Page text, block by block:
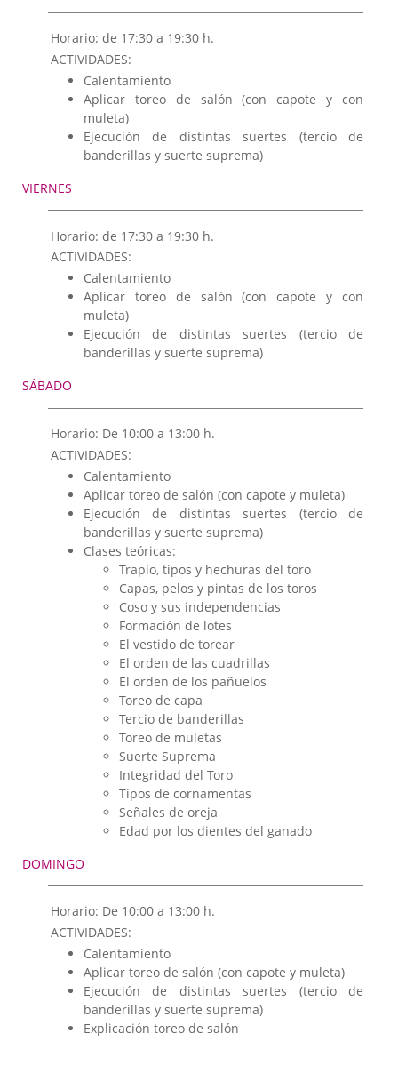
Horario: de 17:30 a 19:30 h.
ACTIVIDADES:
Calentamiento
Aplicar toreo de salón (con capote y con
muleta)
Ejecución de distintas suertes (tercio de
banderillas y suerte suprema)
VIERNES
Horario: de 17:30 a 19:30 h.
ACTIVIDADES:
Calentamiento
Aplicar toreo de salón (con capote y con
muleta)
Ejecución de distintas suertes (tercio de
banderillas y suerte suprema)
SÁBADO
Horario: De 10:00 a 13:00 h.
ACTIVIDADES:
Calentamiento
Aplicar toreo de salón (con capote y muleta)
Ejecución de distintas suertes (tercio de
banderillas y suerte suprema)
Clases teóricas:
Trapío, tipos y hechuras del toro
Capas, pelos y pintas de los toros
Coso y sus independencias
Formación de lotes
El vestido de torear
El orden de las cuadrillas
El orden de los pañuelos
Toreo de capa
Tercio de banderillas
Toreo de muletas
Suerte Suprema
Integridad del Toro
Tipos de cornamentas
Señales de oreja
Edad por los dientes del ganado
DOMINGO
Horario: De 10:00 a 13:00 h.
ACTIVIDADES:
Calentamiento
Aplicar toreo de salón (con capote y muleta)
Ejecución de distintas suertes (tercio de
banderillas y suerte suprema)
Explicación toreo de salón